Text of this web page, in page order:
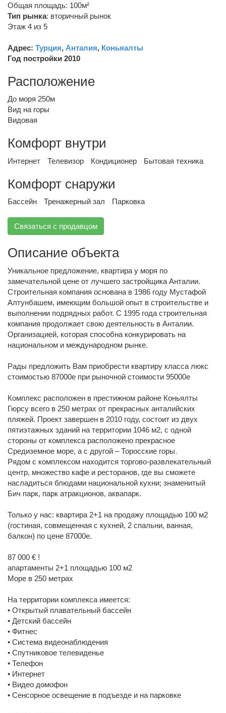
Общая площадь: 100м²
Тип рынка: вторичный рынок
Этаж 4 из 5
Адрес: Турция, Анталия, Коньяалты
Год постройки 2010
Расположение
До моря 250м
Вид на горы
Видовая
Комфорт внутри
Интернет Телевизор Кондиционер Бытовая техника
Комфорт снаружи
Бассейн Тренажерный зал Парковка
Связаться с продавцом
Описание объекта
Уникальное предложение, квартира у моря по
замечательной цене от лучшего застройщика Анталии.
Строительная компания основана в 1986 году Мустафой
Алтунбашем, имеющим большой опыт в строительстве и
выполнении подрядных работ. С 1995 года строительная
компания продолжает свою деятельность в Анталии.
Организацией, которая способна конкурировать на
национальном и международном рынке.
Рады предложить Вам приобрести квартиру класса люкс
стоимостью 87000е при рыночной стоимости 95000е
Комплекс расположен в престижном районе Коньялты
Гюрсу всего в 250 метрах от прекрасных анталийских
пляжей. Проект завершен в 2010 году, состоит из двух
пятиэтажных зданий на территории 1046 м2, с одной
стороны от комплекса расположено прекрасное
Средиземное море, а с другой – Торосские горы.
Рядом с комплексом находится торгово-развлекательный
центр, множество кафе и ресторанов, где вы сможете
насладиться блюдами национальной кухни; знаменитый
Бич парк, парк атракционов, аквапарк.
Только у нас: квартира 2+1 на продажу площадью 100 м2
(гостиная, совмещенная с кухней, 2 спальни, ванная,
балкон) по цене 87000е.
87 000 € !
апартаменты 2+1 площадью 100 м2
Море в 250 метрах
На территории комплекса имеется:
• Открытый плавательный бассейн
• Детский бассейн
• Фитнес
• Система видеонаблюдения
• Спутниковое телевиденье
• Телефон
• Интернет
• Видео домофон
• Сенсорное освещение в подъезде и на парковке